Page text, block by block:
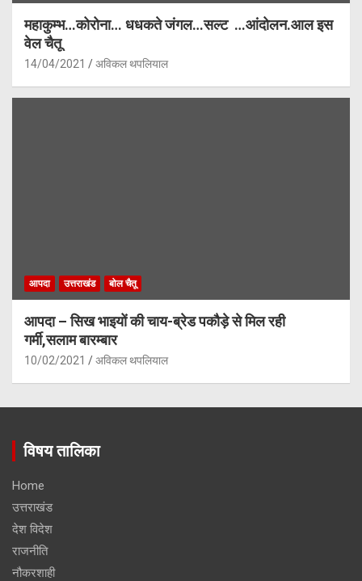
महाकुम्भ…कोरोना… धधकते जंगल…सल्ट …आंदोलन.आल इस
वेल चैतू
14/04/2021 अविकल थपलियाल
आपदा उत्तराखंड बोल चैतू
आपदा – सिख भाइयों की चाय-ब्रेड पकौड़े से मिल रही
गर्मी,सलाम बारम्बार
10/02/2021 अविकल थपलियाल
विषय तालिका
Home
उत्तराखंड
देश विदेश
राजनीति
नौकरशाही